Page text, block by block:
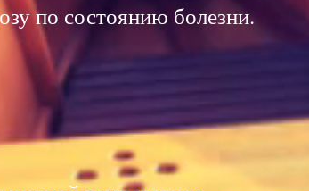
по состоянию болезни.